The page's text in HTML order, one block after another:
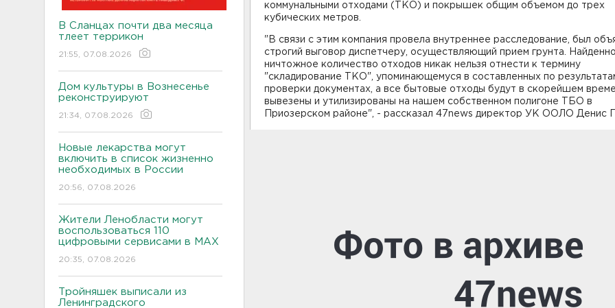
В Сланцах почти два месяца
тлеет террикон
21:55, 07.08.2026
Дом культуры в Вознесенье
реконструируют
21:34, 07.08.2026
Новые лекарства могут
включить в список жизненно
необходимых в России
20:56, 07.08.2026
Жители Ленобласти могут
воспользоваться 110
цифровыми сервисами в МАХ
20:35, 07.08.2026
Тройняшек выписали из
Ленинградского
коммунальными отходами (ТКО) и покрышек общим объемом до трех
кубических метров.
"В связи с этим компания провела внутреннее расследование, был
строгий выговор диспетчеру, осуществляющий прием грунта.
ничтожное количество отходов никак нельзя отнести к термину
"складирование ТКО", упоминающемуся в составленных по
проверки документах, а все бытовые отходы будут в скорейшем
вывезены и утилизированы на нашем собственном полигоне ТБО в
Приозерском районе", - рассказал 47news директор УК ООЛО Денис